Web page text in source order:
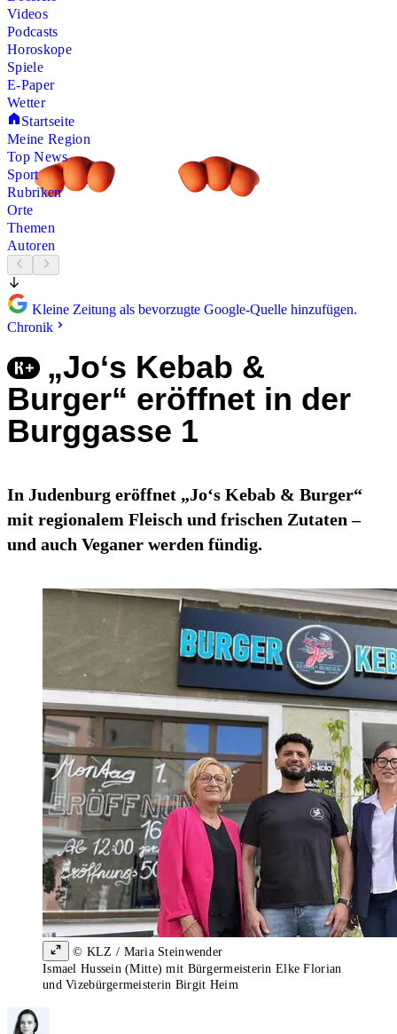
Videos
Podcasts
Horoskope
Spiele
E-Paper
Wetter
Startseite
Meine Region
Top News
Sport
Rubriken
Orte
Themen
Autoren
Kleine Zeitung als bevorzugte Google-Quelle hinzufügen.
Chronik
„Jo‘s Kebab &
Burger“ eröffnet in der
Burggasse 1
In Judenburg eröffnet „Jo‘s Kebab & Burger“
mit regionalem Fleisch und frischen Zutaten –
und auch Veganer werden fündig.
© KLZ / Maria Steinwender
Ismael Hussein (Mitte) mit Bürgermeisterin Elke Florian
und Vizebürgermeisterin Birgit Heim